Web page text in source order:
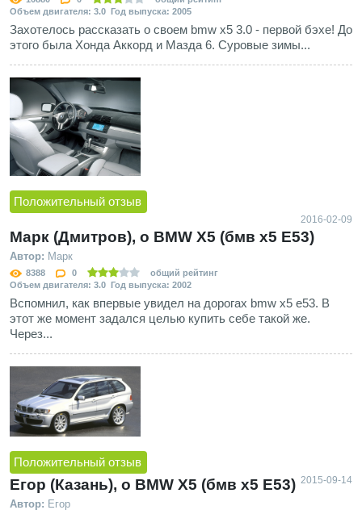
Объем двигателя: 3.0 Год выпуска: 2005
Захотелось рассказать о своем bmw x5 3.0 - первой бэхе! До
этого была Хонда Аккорд и Мазда 6. Суровые зимы...
Положительный отзыв
2016-02-09
Марк (Дмитров), о BMW X5 (бмв х5 E53)
Автор: Марк
8388 0
общий рейтинг
Объем двигателя: 3.0 Год выпуска: 2002
Вспомнил, как впервые увидел на дорогах bmw x5 e53. В
этот же момент задался целью купить себе такой же.
Через...
Положительный отзыв
2015-09-14
Егор (Казань), о BMW X5 (бмв х5 E53)
Автор: Егор